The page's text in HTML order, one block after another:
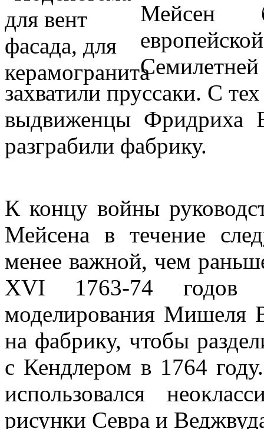
Мейсен
захватили пруссаки. С
выдвиженцы Фридриха
разграбили фабрику.
К концу войны
Мейсена в течение
менее важной, чем
XVI 1763-74 годов
моделирования Мишеля
на фабрику, чтобы
с Кендлером в 1764
использовался
рисунки Севра и